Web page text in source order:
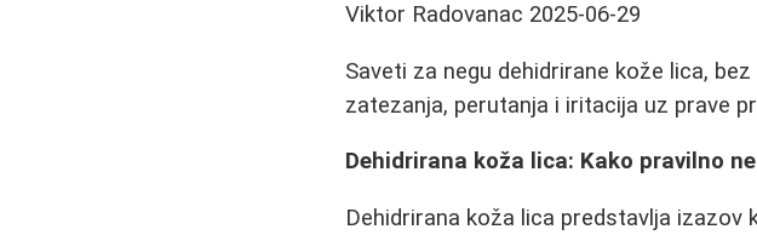
Viktor Radovanac 2025-06-29
Saveti za negu dehidrirane kože lica,
zatezanja, perutanja i iritacija uz prave
Dehidrirana koža lica: Kako pravilno
Dehidrirana koža lica predstavlja